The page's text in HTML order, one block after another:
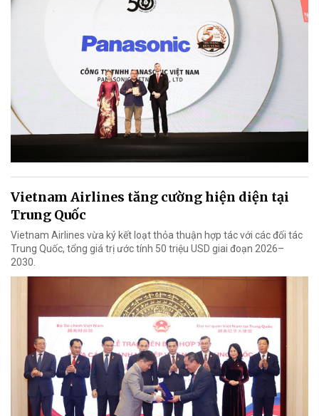
Vietnam Airlines tăng cường hiện diện tại
Trung Quốc
Vietnam Airlines vừa ký kết loạt thỏa thuận hợp tác với các đối tác
Trung Quốc, tổng giá trị ước tính 50 triệu USD giai đoạn 2026–
2030.